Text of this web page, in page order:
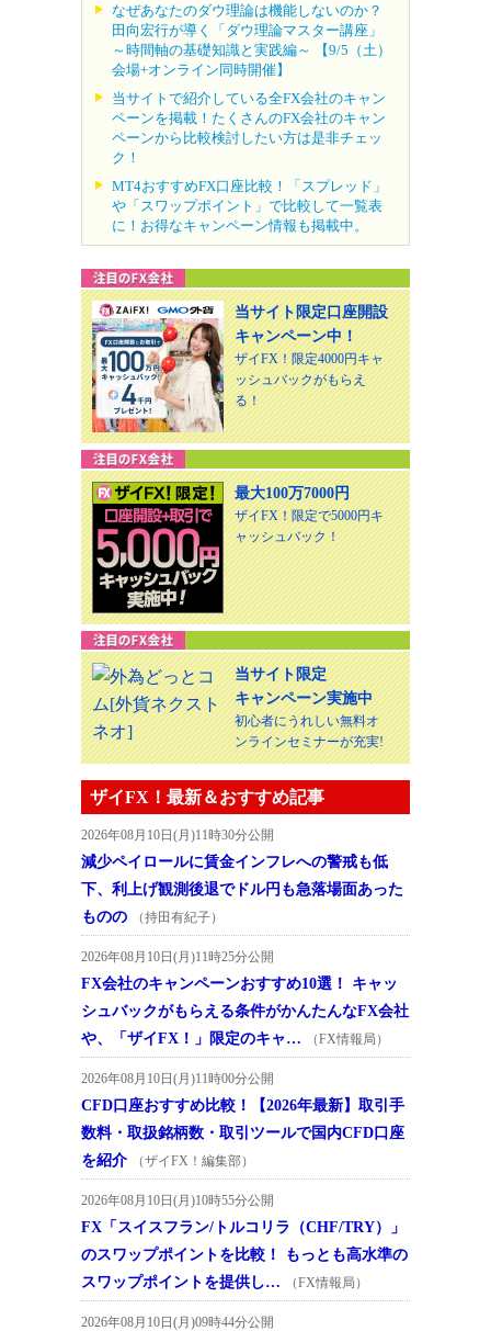
なぜあなたのダウ理論は機能しないのか？
田向宏行が導く「ダウ理論マスター講座」
～時間軸の基礎知識と実践編～ 【9/5（土）
会場+オンライン同時開催】
当サイトで紹介している全FX会社のキャン
ペーンを掲載！たくさんのFX会社のキャン
ペーンから比較検討したい方は是非チェッ
ク！
MT4おすすめFX口座比較！「スプレッド」
や「スワップポイント」で比較して一覧表
に！お得なキャンペーン情報も掲載中。
当サイト限定口座開設
キャンペーン中！
ザイFX！限定4000円キャ
ッシュバックがもらえ
る！
最大100万7000円
ザイFX！限定で5000円キ
ャッシュバック！
当サイト限定
キャンペーン実施中
初心者にうれしい無料オ
ンラインセミナーが充実!
ザイFX！最新＆おすすめ記事
2026年08月10日(月)11時30分公開
減少ペイロールに賃金インフレへの警戒も低
下、利上げ観測後退でドル円も急落場面あった
ものの
（持田有紀子）
2026年08月10日(月)11時25分公開
FX会社のキャンペーンおすすめ10選！ キャッ
シュバックがもらえる条件がかんたんなFX会社
や、「ザイFX！」限定のキャ…
（FX情報局）
2026年08月10日(月)11時00分公開
CFD口座おすすめ比較！【2026年最新】取引手
数料・取扱銘柄数・取引ツールで国内CFD口座
を紹介
（ザイFX！編集部）
2026年08月10日(月)10時55分公開
FX「スイスフラン/トルコリラ（CHF/TRY）」
のスワップポイントを比較！ もっとも高水準の
スワップポイントを提供し…
（FX情報局）
2026年08月10日(月)09時44分公開